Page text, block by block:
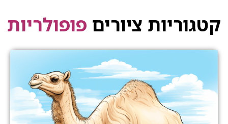
קטגוריות ציורים פופולריות